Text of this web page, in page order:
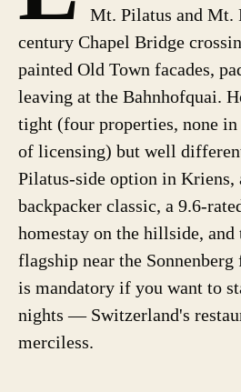
Mt. Pilatus and Mt.
century Chapel Bridge
painted Old Town facades,
leaving at the Bahnhofquai.
tight (four properties, none in
of licensing) but well
Pilatus-side option in Kriens,
backpacker classic, a 9.6-
homestay on the hillside, and
flagship near the
is mandatory if you want to
nights — Switzerland's
merciless.